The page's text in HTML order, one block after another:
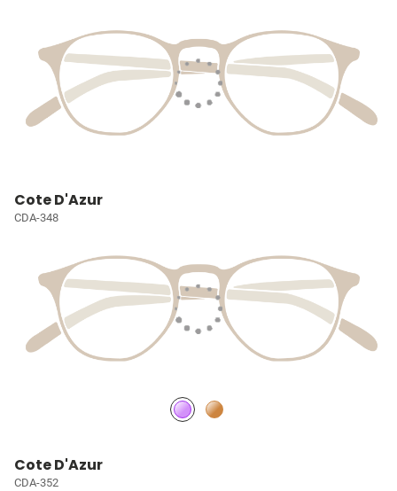
Cote D'Azur
CDA-348
Cote D'Azur
CDA-352